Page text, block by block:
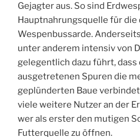
Gejagter aus. So sind
Hauptnahrungsquelle für
Wespenbussarde.
unter anderem intensiv von
gelegentlich dazu führt, dass
ausgetretenen Spuren die
geplünderten Baue
viele weitere Nutzer an der
wer als erster den mutigen
Futterquelle zu öffnen.